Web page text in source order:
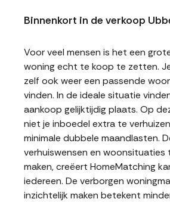
Binnenkort in de verkoop
Voor veel mensen is het een
woning echt te koop te zetten.
zelf ook weer een passende
vinden. In de ideale situatie
aankoop gelijktijdig plaats. Op
niet je inboedel extra te
minimale dubbele maandlasten.
verhuiswensen en
maken, creëert HomeMatching
iedereen. De verborgen
inzichtelijk maken betekent